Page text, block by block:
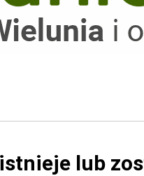
lub